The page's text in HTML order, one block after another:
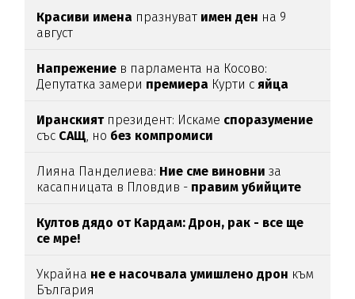
Красиви имена празнуват имен ден на 9
август
Напрежение в парламента на Косово:
Депутатка замери премиера Курти сяйца
Иранскиятпрезидент: Искаме споразумение
със САЩ, но без компромиси
Лияна Панделиева: Ние сме виновниза
касапницата в Пловдив - правим убийците
Култов дядо от Кардам: Дрон, рак - все ще
се мре!
Украйна не е насочвала умишлено дрон към
България